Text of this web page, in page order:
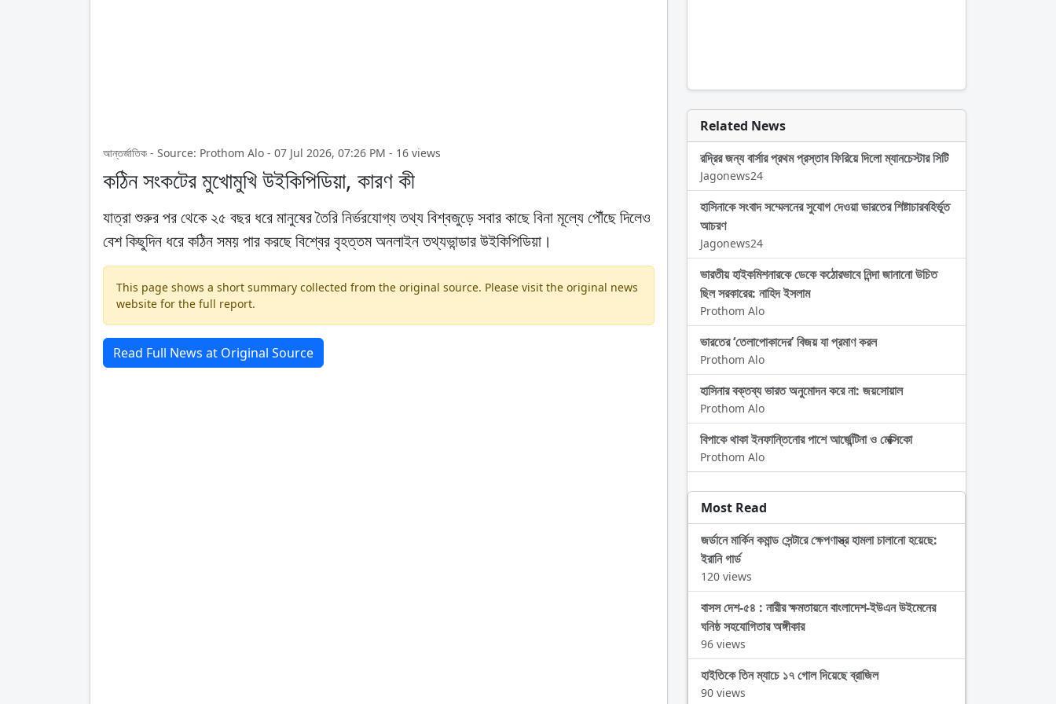
আন্তর্জাতিক - Source: Prothom Alo - 07 Jul 2026, 07:26 PM - 16 views
কঠিন সংকটের মুখোমুখি উইকিপিডিয়া, কারণ কী
যাত্রা শুরুর পর থেকে ২৫ বছর ধরে মানুষের তৈরি নির্ভরযোগ্য তথ্য বিশ্বজুড়ে সবার কাছে বিনা মূল্যে পৌঁছে দিলেও
বেশ কিছুদিন ধরে কঠিন সময় পার করছে বিশ্বের বৃহত্তম অনলাইন তথ্যভান্ডার উইকিপিডিয়া।
This page shows a short summary collected from the original source. Please visit the original news
website for the full report.
Read Full News at Original Source
Related News
রদ্রির জন্য বার্সার প্রথম প্রস্তাব ফিরিয়ে দিলো ম্যানচেস্টার সিটি
Jagonews24
হাসিনাকে সংবাদ সম্মেলনের সুযোগ দেওয়া ভারতের শিষ্টাচারবহির্ভূত
আচরণ
Jagonews24
ভারতীয় হাইকমিশনারকে ডেকে কঠোরভাবে নিন্দা জানানো উচিত
ছিল সরকারের: নাহিদ ইসলাম
Prothom Alo
ভারতের ‘তেলাপোকাদের’ বিজয় যা প্রমাণ করল
Prothom Alo
হাসিনার বক্তব্য ভারত অনুমোদন করে না: জয়সোয়াল
Prothom Alo
বিপাকে থাকা ইনফান্তিনোর পাশে আর্জেন্টিনা ও মেক্সিকো
Prothom Alo
Most Read
জর্ডানে মার্কিন কমান্ড সেন্টারে ক্ষেপণাস্ত্র হামলা চালানো হয়েছে:
ইরানি গার্ড
120 views
বাসস দেশ-৫৪ : নারীর ক্ষমতায়নে বাংলাদেশ-ইউএন উইমেনের
ঘনিষ্ঠ সহযোগিতার অঙ্গীকার
96 views
হাইতিকে তিন ম্যাচে ১৭ গোল দিয়েছে ব্রাজিল
90 views